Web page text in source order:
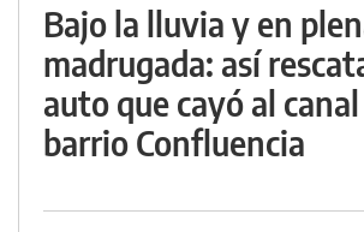
Bajo la lluvia y en
madrugada: así
auto que cayó al
barrio Confluencia